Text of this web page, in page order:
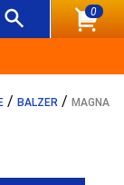
0
/ BALZER / MAGNA